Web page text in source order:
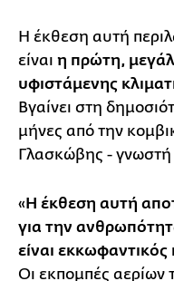
Η έκθεση αυτή
είναι η πρώτη,
υφιστάμενης
Βγαίνει στη
μήνες από την
Γλασκώβης - γνωστή
«Η έκθεση αυτή
για την
είναι εκκωφαντικός
Οι εκπομπές αερίων